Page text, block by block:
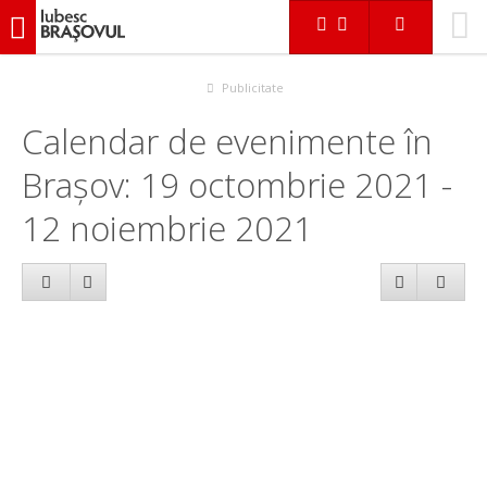
iubescbraşovul.ro
Publicitate
Calendar de evenimente în
Brașov: 19 octombrie 2021 -
12 noiembrie 2021